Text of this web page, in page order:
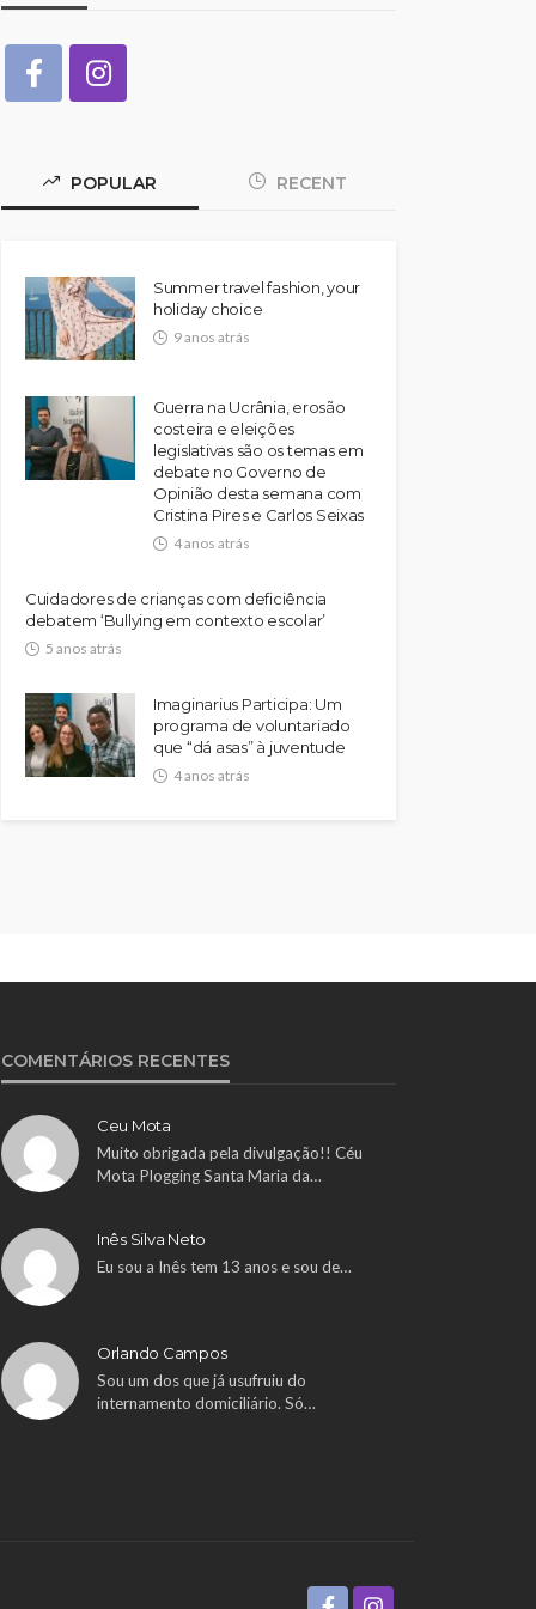
POPULAR RECENT
Summer travel fashion, your
holiday choice
9 anos atrás
Guerra na Ucrânia, erosão
costeira e eleições
legislativas são os temas em
debate no Governo de
Opinião desta semana com
Cristina Pires e Carlos Seixas
4 anos atrás
Cuidadores de crianças com deficiência
debatem ‘Bullying em contexto escolar’
5 anos atrás
Imaginarius Participa: Um
programa de voluntariado
que “dá asas” à juventude
4 anos atrás
COMENTÁRIOS RECENTES
Ceu Mota
Muito obrigada pela divulgação!! Céu
Mota Plogging Santa Maria da…
Inês Silva Neto
Eu sou a Inês tem 13 anos e sou de…
Orlando Campos
Sou um dos que já usufruiu do
internamento domiciliário. Só…